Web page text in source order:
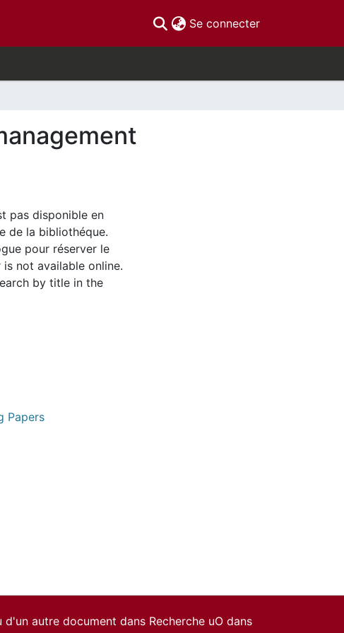
Se connecter(current)
pas disponible en
de la bibliothéque.
pour réserver le
not available online.
by title in the
Papers
autre document dans Recherche uO dans